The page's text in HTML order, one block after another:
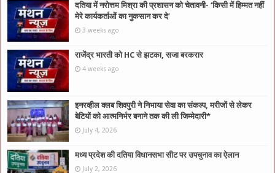
दतिया में नरोत्तम मिश्रा की प्रशासन को चेतावनी- ‘किसी में हिम्मत नहीं
मेरे कार्यकर्ताओं का नुकसान कर दे’
3 weeks ago
राजेंद्र भारती को HC से झटका, सजा बरकरार
4 weeks ago
इनरव्हील क्लब शिवपुरी ने निभाया सेवा का संकल्प, मरीजों से लेकर
बेटियों को आत्मनिर्भर बनाने तक की ली जिम्मेदारी*
July 4, 2026
मध्य प्रदेश की दतिया विधानसभा सीट पर उपचुनाव का ऐलान
July 2, 2026